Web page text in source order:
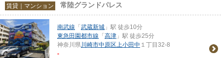
賃貸｜マンション 常陸グランドパレス
南武線 「武蔵新城 」駅 徒歩10分
東急田園都市線 「高津 」駅 徒歩25分
神奈川県川崎市中原区上小田中 １丁目32-8
-